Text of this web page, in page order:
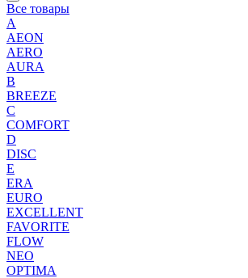
Все товары
A
AEON
AERO
AURA
B
BREEZE
C
COMFORT
D
DISC
E
ERA
EURO
EXCELLENT
FAVORITE
FLOW
NEO
OPTIMA